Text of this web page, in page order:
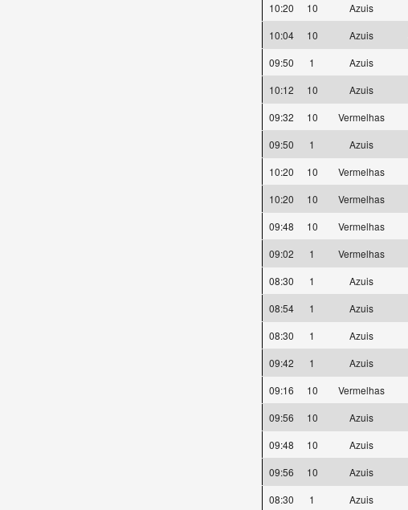
10:20
10 Azuis
10:04
10 Azuis
09:50
1 Azuis
10:12
10 Azuis
09:32
10 Vermelhas
09:50
1 Azuis
10:20
10 Vermelhas
10:20
10 Vermelhas
09:48
10 Vermelhas
09:02
1 Vermelhas
08:30
1 Azuis
08:54
1 Azuis
08:30
1 Azuis
09:42
1 Azuis
09:16
10 Vermelhas
09:56
10 Azuis
09:48
10 Azuis
09:56
10 Azuis
08:30
1 Azuis